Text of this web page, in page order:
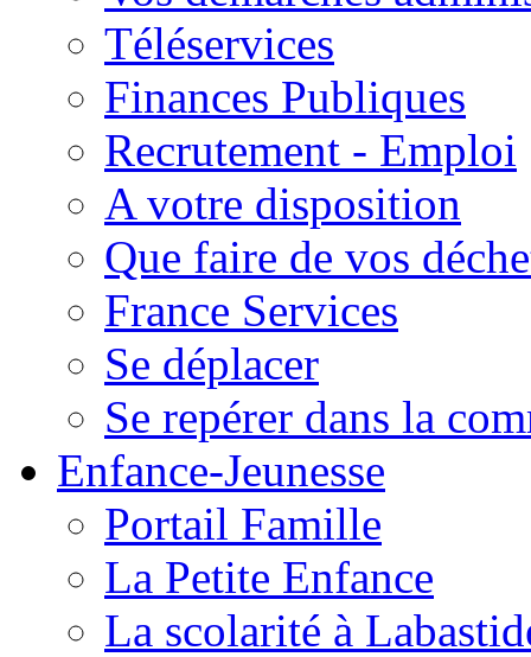
Téléservices
Finances Publiques
Recrutement - Emploi
A votre disposition
Que faire de vos
France Services
Se déplacer
Se repérer dans la
Enfance-Jeunesse
Portail Famille
La Petite Enfance
La scolarité à